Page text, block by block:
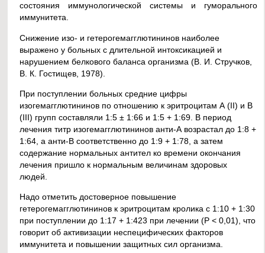
состояния иммунологической системы и гуморального
иммунитета.
Снижение изо- и гетерогемагглютининов наиболее
выражено у больных с длительной интоксикацией и
нарушением белкового баланса организма (В. И. Стручков,
В. К. Гостищев, 1978).
При поступлении больных средние цифры
изогемагглютининов по отношению к эритроцитам А (II) и В
(III) групп составляли 1:5 ± 1:66 и 1:5 + 1:69. В период
лечения титр изогемагглютининов анти-А возрастал до 1:8 +
1:64, а анти-В соответственно до 1:9 + 1:78, а затем
содержание нормальных антител ко времени окончания
лечения пришло к нормальным величинам здоровых
людей.
Надо отметить достоверное повышение
гетерогемагглютининов к эритроцитам кролика с 1:10 + 1:30
при поступлении до 1:17 + 1:423 при лечении (Р < 0,01), что
говорит об активизации неспецифических факторов
иммунитета и повышении защитных сил организма.